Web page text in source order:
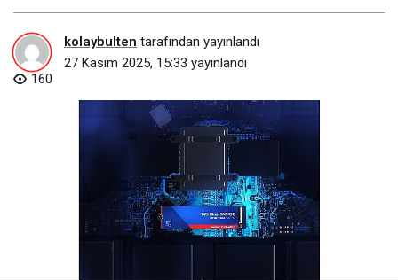
kolaybulten tarafından yayınlandı
27 Kasım 2025, 15:33 yayınlandı
160